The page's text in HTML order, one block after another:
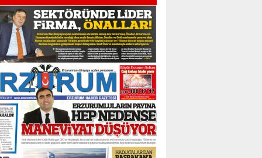
Başkan Sekmen’den Erzurum’a
bir vizyon proje daha!
02 Ağustos 2026 Pazar
Kadir SABUNCUOĞLU
Erzurumspor’un köşe taşları
29 Haziran 2026 Pazartesi
Kenan GÜLERCİ
Murat Şahsuvaroğlu ERKON’da
çıtayı yukarı taşırken,
yönetimdekiler aşağı
çekmemeli!